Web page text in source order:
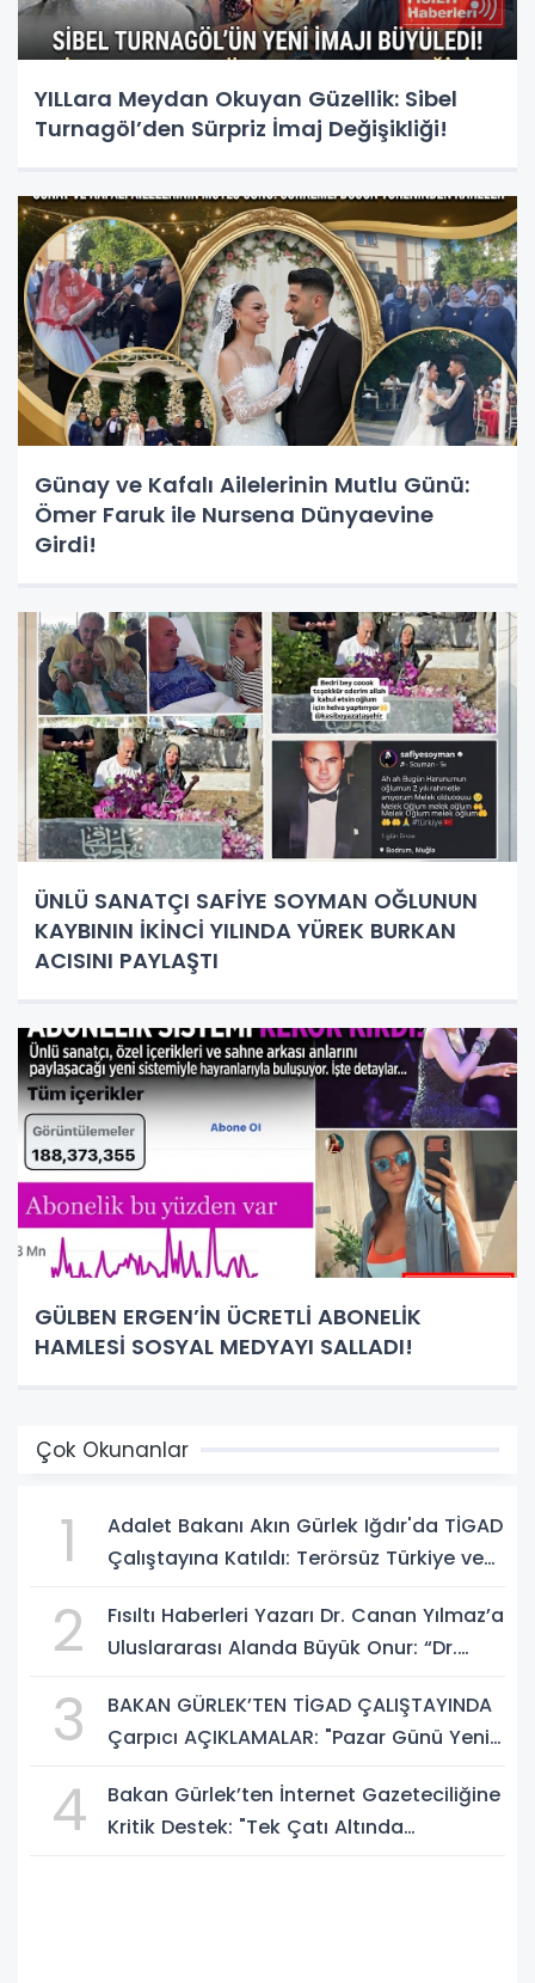
YILLara Meydan Okuyan Güzellik: Sibel
Turnagöl’den Sürpriz İmaj Değişikliği!
Günay ve Kafalı Ailelerinin Mutlu Günü:
Ömer Faruk ile Nursena Dünyaevine
Girdi!
ÜNLÜ SANATÇI SAFİYE SOYMAN OĞLUNUN
KAYBININ İKİNCİ YILINDA YÜREK BURKAN
ACISINI PAYLAŞTI
GÜLBEN ERGEN’İN ÜCRETLİ ABONELİK
HAMLESİ SOSYAL MEDYAYI SALLADI!
Çok Okunanlar
1
Adalet Bakanı Akın Gürlek Iğdır'da TİGAD
Çalıştayına Katıldı: Terörsüz Türkiye ve
2
Fısıltı Haberleri Yazarı Dr. Canan Yılmaz’a
Uluslararası Alanda Büyük Onur: “Dr.
3
BAKAN GÜRLEK’TEN TİGAD ÇALIŞTAYINDA
Çarpıcı AÇIKLAMALAR: "Pazar Günü Yeni
4
Bakan Gürlek’ten İnternet Gazeteciliğine
Kritik Destek: "Tek Çatı Altında